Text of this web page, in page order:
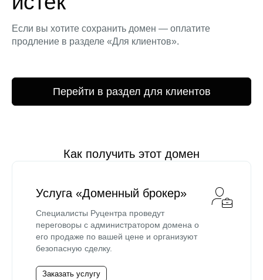
Если вы хотите сохранить домен — оплатите
продление в разделе «Для клиентов».
Перейти в раздел для клиентов
Как получить этот домен
Услуга «Доменный брокер»
Специалисты Руцентра проведут
переговоры с администратором домена о
его продаже по вашей цене и организуют
безопасную сделку.
Заказать услугу